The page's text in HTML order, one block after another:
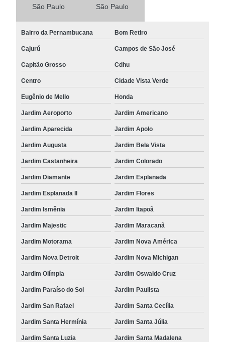
São Paulo São Paulo
Bairro da Pernambucana Bom Retiro
Cajurú Campos de São José
Capitão Grosso Cdhu
Centro Cidade Vista Verde
Eugênio de Mello Honda
Jardim Aeroporto Jardim Americano
Jardim Aparecida Jardim Apolo
Jardim Augusta Jardim Bela Vista
Jardim Castanheira Jardim Colorado
Jardim Diamante Jardim Esplanada
Jardim Esplanada II Jardim Flores
Jardim Ismênia Jardim Itapoã
Jardim Majestic Jardim Maracanã
Jardim Motorama Jardim Nova América
Jardim Nova Detroit Jardim Nova Michigan
Jardim Olímpia Jardim Oswaldo Cruz
Jardim Paraíso do Sol Jardim Paulista
Jardim San Rafael Jardim Santa Cecília
Jardim Santa Hermínia Jardim Santa Júlia
Jardim Santa Luzia Jardim Santa Madalena